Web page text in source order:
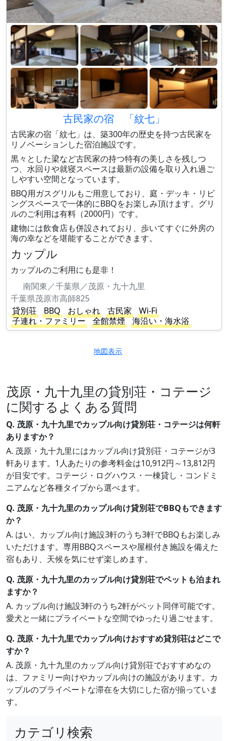
古民家の宿 「紋七」
古民家の宿「紋七」は、築300年の歴史を持つ古民家を
リノベーションした宿泊施設です。
黒々とした梁など古民家の持つ特有の美しさを残しつ
つ、水回りや就寝スペースは最新の設備を取り入れ過ご
しやすい空間となっています。
BBQ用ガスグリルもご用意しており、庭・デッキ・リビ
ングスペースで一体的にBBQをお楽しみ頂けます。グリ
ルのご利用は有料（2000円）です。
建物には飲食店も併設されており、歩いてすぐに外房の
海の幸などを堪能することができます。
カップル
カップルのご利用にも是非！
南関東／千葉県／茂原・九十九里
千葉県茂原市高師825
貸別荘
BBQ おしゃれ 古民家
Wi-Fi
子連れ・ファミリー
全館禁煙 海沿い・海水浴
地図表示
茂原・九十九里の貸別荘・コテージ
に関するよくある質問
Q. 茂原・九十九里でカップル向け貸別荘・コテージは何軒
ありますか？
A. 茂原・九十九里にはカップル向け貸別荘・コテージが3
軒あります。1人あたりの参考料金は10,912円～13,812円
が目安です。コテージ・ログハウス・一棟貸し・コンドミ
ニアムなど各種タイプから選べます。
Q. 茂原・九十九里のカップル向け貸別荘でBBQもできます
か？
A. はい、カップル向け施設3軒のうち3軒でBBQもお楽しみ
いただけます。専用BBQスペースや屋根付き施設を備えた
宿もあり、天候を気にせず楽しめます。
Q. 茂原・九十九里のカップル向け貸別荘でペットも泊まれ
ますか？
A. カップル向け施設3軒のうち2軒がペット同伴可能です。
愛犬と一緒にプライベートな空間でゆったり過ごせます。
Q. 茂原・九十九里でカップル向けおすすめ貸別荘はどこで
すか？
A. 茂原・九十九里のカップル向け貸別荘でおすすめなの
は、ファミリー向けやカップル向けの施設があります。カ
ップルのプライベートな滞在を大切にした宿が揃っていま
す。
カテゴリ検索